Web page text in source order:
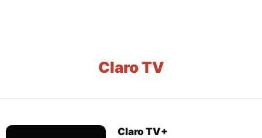
Claro TV
Claro TV+